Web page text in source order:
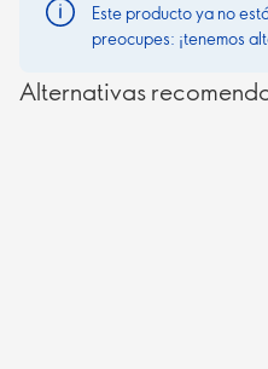
Este producto ya no
preocupes: ¡tenemos
Alternativas